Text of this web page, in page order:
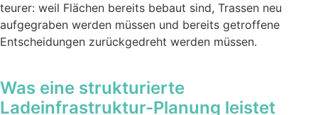
teurer: weil Flächen bereits bebaut sind, Trassen neu
aufgegraben werden müssen und bereits getroffene
Entscheidungen zurückgedreht werden müssen.
Was eine strukturierte
Ladeinfrastruktur-Planung leistet